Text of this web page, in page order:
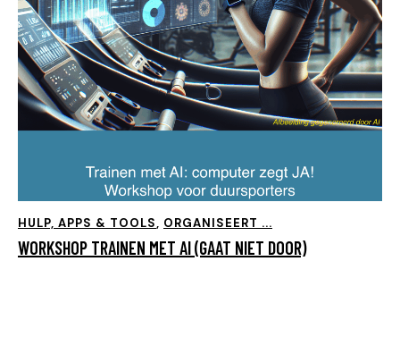
HULP, APPS & TOOLS, ORGANISEERT ...
WORKSHOP TRAINEN MET AI (GAAT NIET DOOR)